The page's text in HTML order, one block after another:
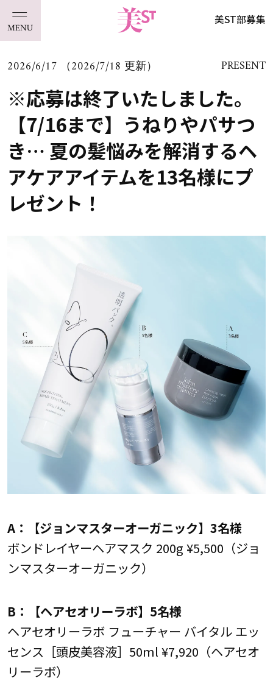
美ST部募集
2026/6/17 （2026/7/18 更新） PRESENT
※応募は終了いたしました。
【7/16まで】うねりやパサつ
き… 夏の髪悩みを解消するヘ
アケアアイテムを13名様にプ
レゼント！
A：【ジョンマスターオーガニック】3名様
ボンドレイヤーヘアマスク 200g ¥5,500（ジョ
ンマスターオーガニック）
B：【ヘアセオリーラボ】5名様
ヘアセオリーラボ フューチャー バイタル エッ
センス［頭皮美容液］50ml ¥7,920（ヘアセオ
リーラボ）